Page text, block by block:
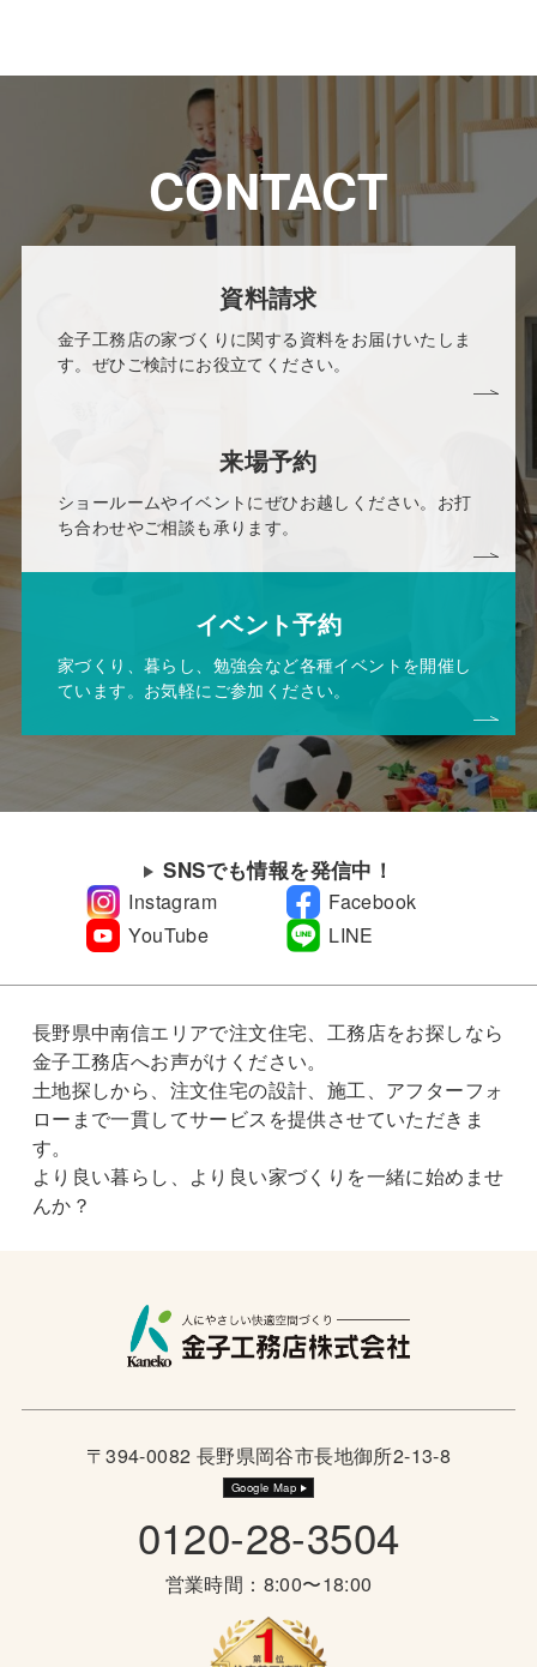
CONTACT
資料請求
金子工務店の家づくりに関する資料をお届けいたしま
す。ぜひご検討にお役立てください。
来場予約
ショールームやイベントにぜひお越しください。お打
ち合わせやご相談も承ります。
イベント予約
家づくり、暮らし、勉強会など各種イベントを開催し
ています。お気軽にご参加ください。
SNSでも情報を発信中！
Instagram
Facebook
YouTube
LINE
長野県中南信エリアで注文住宅、工務店をお探しなら
金子工務店へお声がけください。
土地探しから、注文住宅の設計、施工、アフターフォ
ローまで一貫してサービスを提供させていただきま
す。
より良い暮らし、より良い家づくりを一緒に始めませ
んか？
〒394-0082 長野県岡谷市長地御所2-13-8
Google Map
0120-28-3504
営業時間：8:00〜18:00